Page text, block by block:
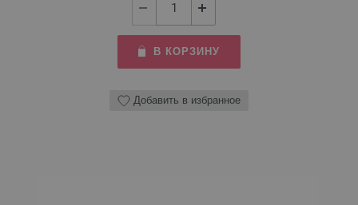
В КОРЗИНУ
Добавить в избранное